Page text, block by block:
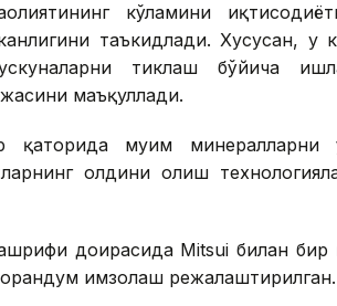
кўламини
таъкидлади. Хусусан, у
тиклаш бўйича
маъқуллади.
қаторида муҳим минералларни
олдини олиш
доирасида Mitsui билан
имзолаш режалаштирилган.